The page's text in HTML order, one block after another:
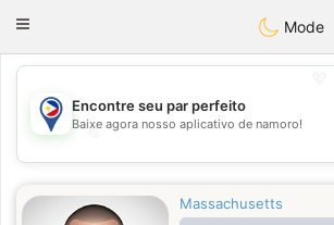
PhilippinesChat
Toggle
Mode
💖
Encontre seu par perfeito
Baixe agora nosso aplicativo de namoro!
Massachusetts